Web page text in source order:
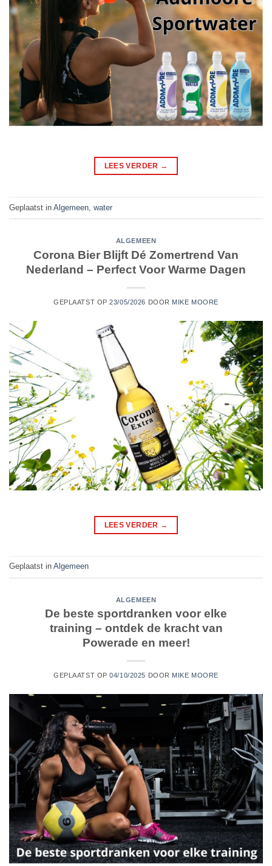
LEES VERDER →
Geplaatst in Algemeen water
ALGEMEEN
Corona Bier Blijft Dé Zomertrend Van
Nederland – Perfect Voor Warme Dagen
GEPLAATST OP23/05/2026 DOOR MIKE MOORE
LEES VERDER →
Geplaatst in Algemeen
ALGEMEEN
De beste sportdranken voor elke
training – ontdek de kracht van
Powerade en meer!
GEPLAATST OP04/10/2025 DOOR MIKE MOORE